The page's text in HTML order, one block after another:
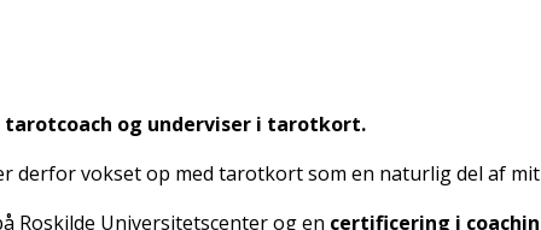
tarotcoach og underviser i tarotkort.
derfor vokset op med tarotkort som en naturlig del af mit
Roskilde Universitetscenter og en certificering i